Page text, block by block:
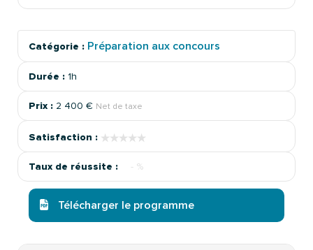
Catégorie : Préparation aux concours
Durée : 1h
Prix : 2 400 € Net de taxe
Satisfaction : ★★★★★
★★★★★
Taux de réussite : - %
Télécharger le programme